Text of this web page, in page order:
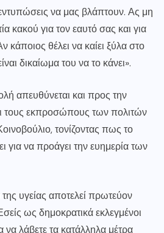
να μας βλάπτουν. Ας μη
κακού για τον εαυτό σας και για
κάποιος θέλει να καίει ξύλα στο
δικαίωμα του να το κάνει».
απευθύνεται και προς την
τους εκπροσώπους των πολιτών
τονίζοντας πως το
για να προάγει την ευημερία των
υγείας αποτελεί πρωτεύον
ως δημοκρατικά εκλεγμένοι
να λάβετε τα κατάλληλα μέτρα